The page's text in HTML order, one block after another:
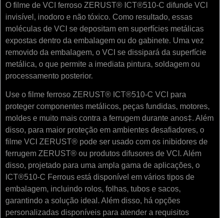
O filme de VCI ferroso ZERUST® ICT®510-C difunde VCI
invisível, inodoro e não tóxico. Como resultado, essas
moléculas de VCI se depositam em superfícies metálicas
expostas dentro da embalagem ou do gabinete. Uma vez
removido da embalagem, o VCI se dissipará da superfície
metálica, o que permite a imediata pintura, soldagem ou
processamento posterior.
Use o filme ferroso ZERUST® ICT®510-C VCI para
proteger componentes metálicos, peças fundidas, motores,
moldes e muito mais contra a ferrugem durante anos‡. Além
disso, para maior proteção em ambientes desafiadores, o
filme VCI ZERUST® pode ser usado com os inibidores de
ferrugem ZERUST® ou produtos difusores de VCI. Além
disso, projetado para uma ampla gama de aplicações, o
ICT®510-C Ferrous está disponível em vários tipos de
embalagem, incluindo rolos, folhas, tubos e sacos,
garantindo a solução ideal. Além disso, há opções
personalizadas disponíveis para atender a requisitos